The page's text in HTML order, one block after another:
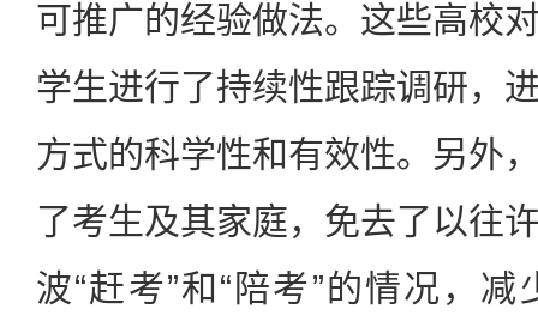
可推广的经验做法。这些高校
学生进行了持续性跟踪调研，
方式的科学性和有效性。另外
了考生及其家庭，免去了以往
波“赶考”和“陪考”的情况，